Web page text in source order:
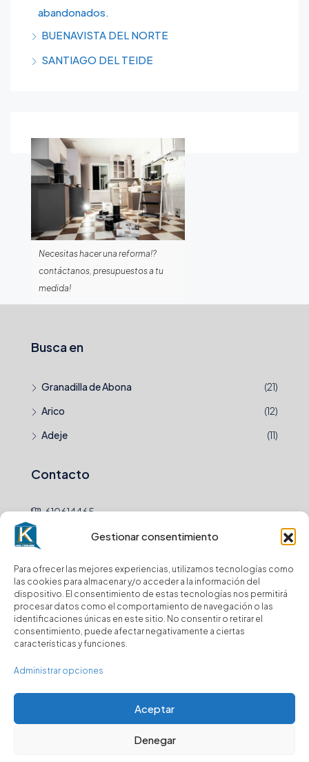
Gestionar consentimiento
Para ofrecer las mejores experiencias, utilizamos tecnologías como
las cookies para almacenar y/o acceder a la información del
dispositivo. El consentimiento de estas tecnologías nos permitirá
procesar datos como el comportamiento de navegación o las
identificaciones únicas en este sitio. No consentir o retirar el
consentimiento, puede afectar negativamente a ciertas
características y funciones.
Administrar opciones
Aceptar
Denegar
abandonados.
BUENAVISTA DEL NORTE
SANTIAGO DEL TEIDE
Necesitas hacer una reforma!?
contáctanos, presupuestos a tu
medida!
Busca en
Granadilla de Abona
(21)
Arico
(12)
Adeje
(11)
Contacto
610614465
Newsletter
Envio
Suscríbase a nuestro boletín para recibir
actualizaciones.
© Kasa y Hablamos - Todos los derechos reservados